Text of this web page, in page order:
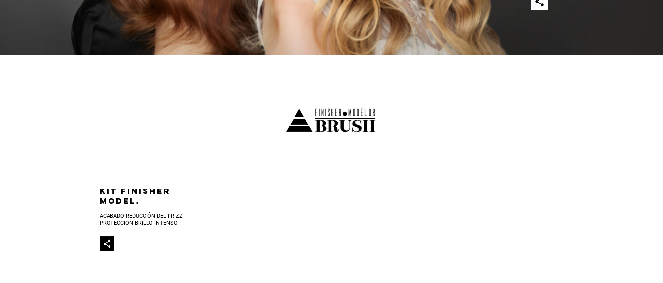
KIT FINISHER
MODEL.
ACABADO REDUCCIÓN DEL FRIZZ
PROTECCIÓN BRILLO INTENSO